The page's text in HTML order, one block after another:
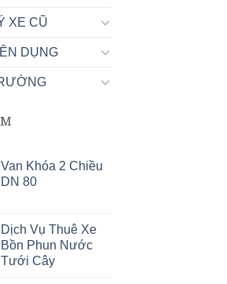
XE CŨ
DỤNG
Van Khóa 2 Chiều
DN 80
Dịch Vụ Thuê Xe
Bồn Phun Nước
Tưới Cây